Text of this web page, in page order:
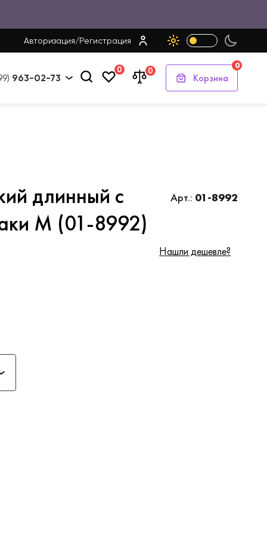
Авторизация/Регистрация
963-02-73
0 0
Корзина
0
длинный с
M (01-8992)
Арт.: 01-8992
Нашли дешевле?